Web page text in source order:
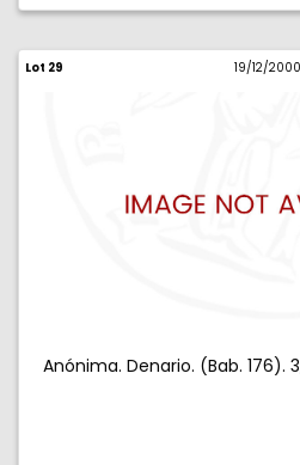
Lot 29 19/12/2000
Anónima. Denario. (Bab. 176).